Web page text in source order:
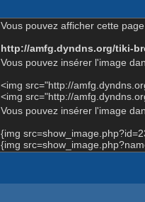
Vous pouvez afficher cette
http://amfg.dyndns.org/tiki-
Vous pouvez insérer l'image
<img src="http://
<img src="http://
Vous pouvez insérer l'image
{img
{img